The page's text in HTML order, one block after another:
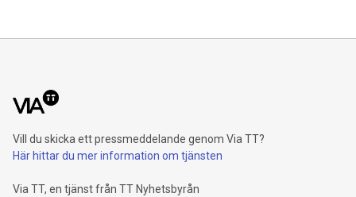
Vill du skicka ett pressmeddelande genom Via TT?
Här hittar du mer information om tjänsten
Via TT, en tjänst från TT Nyhetsbyrån